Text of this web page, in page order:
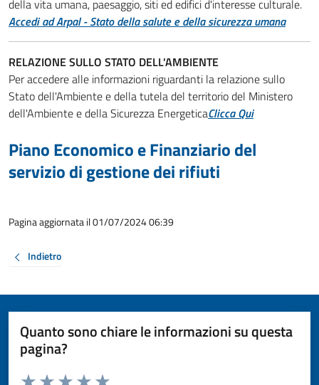
della vita umana, paesaggio, siti ed edifici d'interesse culturale.
Accedi ad Arpal - Stato della salute e della sicurezza umana
RELAZIONE SULLO STATO DELL'AMBIENTE
Per accedere alle informazioni riguardanti la relazione sullo
Stato dell'Ambiente e della tutela del territorio del Ministero
dell'Ambiente e della Sicurezza EnergeticaClicca Qui
Piano Economico e Finanziario del
servizio di gestione dei rifiuti
Pagina aggiornata il 01/07/2024 06:39
Indietro
Quanto sono chiare le informazioni su questa
pagina?
Valuta da 1 a 5 stelle la pagina